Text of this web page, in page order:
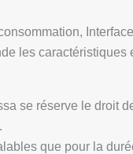
les caractéristiques
se réserve le droit
que pour la